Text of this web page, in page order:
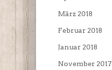
März 2018
Februar 2018
Januar 2018
November 2017